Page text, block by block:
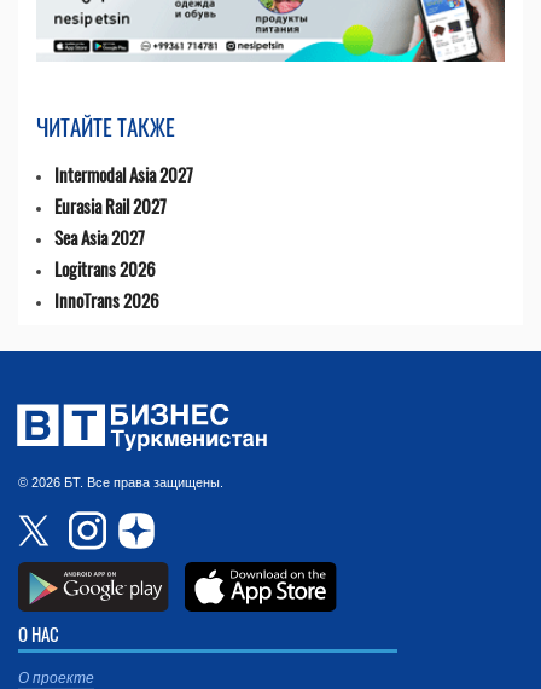
ЧИТАЙТЕ ТАКЖЕ
Intermodal Asia 2027
Eurasia Rail 2027
Sea Asia 2027
Logitrans 2026
InnoTrans 2026
© 2026 БТ. Все права защищены.
О НАС
О проекте